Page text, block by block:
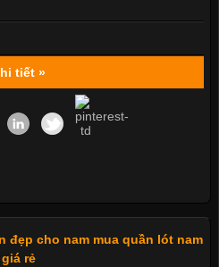
tiết »
đẹp cho nam mua quần lót nam
giá rẻ